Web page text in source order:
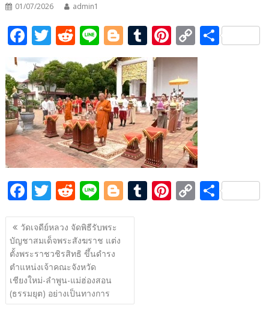
01/07/2026 admin1
F
ac
e
b
o
o
k
T
w
itt
er
R
e
d
di
t
Li
n
e
Bl
o
g
g
er
T
u
m
bl
r
Pi
nt
er
e
st
C
o
p
y
Li
n
k
S
F
ac
e
b
o
o
k
T
w
itt
er
R
e
d
di
t
Li
n
e
Bl
o
T Pi C S
แนะแนว
เรื่อง
วัดเจดีย์หลวง จัดพิธีรับพระ
บัญชาสมเด็จพระสังฆราช แต่ง
ตั้งพระราชวชิรสิทธิ ขึ้นดำรง
ตำแหน่งเจ้าคณะจังหวัด
เชียงใหม่-ลำพูน-แม่ฮ่องสอน
(ธรรมยุต) อย่างเป็นทางการ